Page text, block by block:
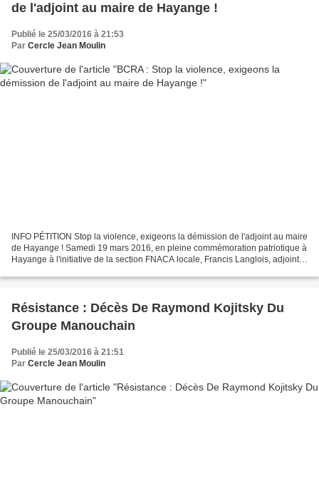
de l'adjoint au maire de Hayange !
Publié le 25/03/2016 à 21:53
Par Cercle Jean Moulin
INFO PÉTITION Stop la violence, exigeons la démission de l'adjoint au maire
de Hayange ! Samedi 19 mars 2016, en pleine commémoration patriotique à
Hayange à l'initiative de la section FNACA locale, Francis Langlois, adjoint
Résistance : Décès De Raymond Kojitsky Du
Groupe Manouchain
Publié le 25/03/2016 à 21:51
Par Cercle Jean Moulin